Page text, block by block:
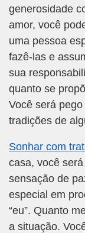
generosidade
amor, você
uma pessoa
fazê-las e
sua
quanto se
Você será
tradições de
Sonhar com
casa, você
sensação de
especial em
“eu”. Quanto
a situação.